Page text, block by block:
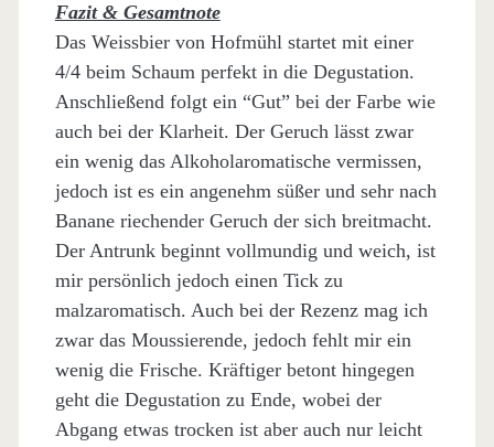
Fazit & Gesamtnote
Das Weissbier von Hofmühl startet mit einer
4/4 beim Schaum perfekt in die Degustation.
Anschließend folgt ein “Gut” bei der Farbe wie
auch bei der Klarheit. Der Geruch lässt zwar
ein wenig das Alkoholaromatische vermissen,
jedoch ist es ein angenehm süßer und sehr nach
Banane riechender Geruch der sich breitmacht.
Der Antrunk beginnt vollmundig und weich, ist
mir persönlich jedoch einen Tick zu
malzaromatisch. Auch bei der Rezenz mag ich
zwar das Moussierende, jedoch fehlt mir ein
wenig die Frische. Kräftiger betont hingegen
geht die Degustation zu Ende, wobei der
Abgang etwas trocken ist aber auch nur leicht